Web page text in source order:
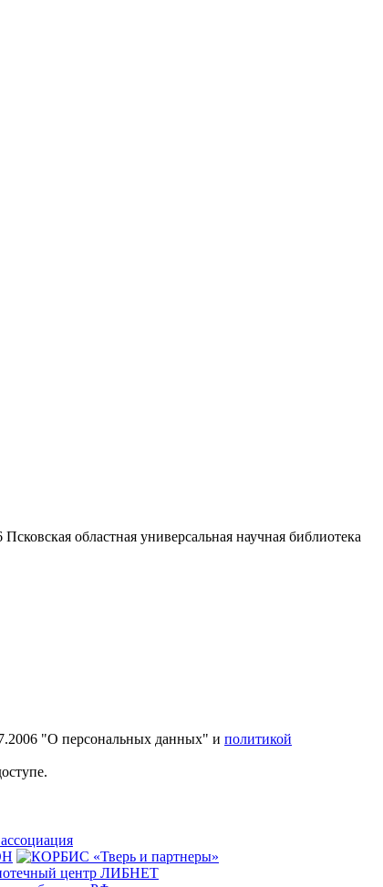
Псковская областная универсальная научная библиотека
"О персональных данных" и политикой